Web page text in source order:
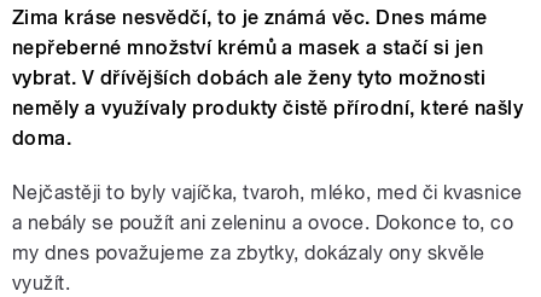
Zima kráse nesvědčí, to je známá věc. Dnes máme
nepřeberné množství krémů a masek a stačí si jen
vybrat. V dřívějších dobách ale ženy tyto možnosti
neměly a využívaly produkty čistě přírodní, které našly
doma.
Nejčastěji to byly vajíčka, tvaroh, mléko, med či kvasnice
a nebály se použít ani zeleninu a ovoce. Dokonce to, co
my dnes považujeme za zbytky, dokázaly ony skvěle
využít.